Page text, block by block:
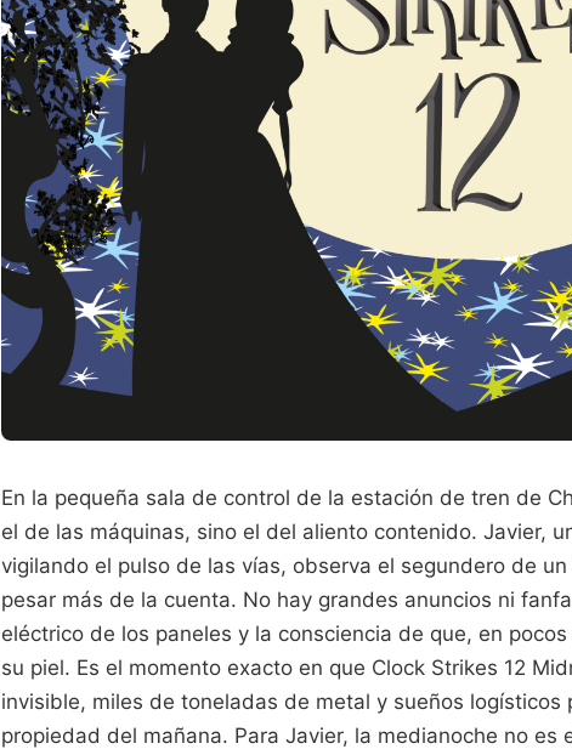
En la pequeña sala de control de la estación de tren de
el de las máquinas, sino el del aliento contenido. Javier,
vigilando el pulso de las vías, observa el segundero de
pesar más de la cuenta. No hay grandes anuncios ni
eléctrico de los paneles y la consciencia de que, en
su piel. Es el momento exacto en que Clock Strikes 12
invisible, miles de toneladas de metal y sueños
propiedad del mañana. Para Javier, la medianoche no es